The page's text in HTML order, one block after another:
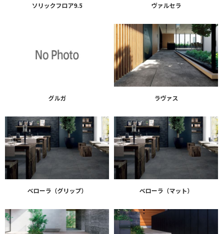
ソリックフロア9.5 ヴァルセラ
グルガ ラヴァス
ベローラ（グリップ） ベローラ（マット）